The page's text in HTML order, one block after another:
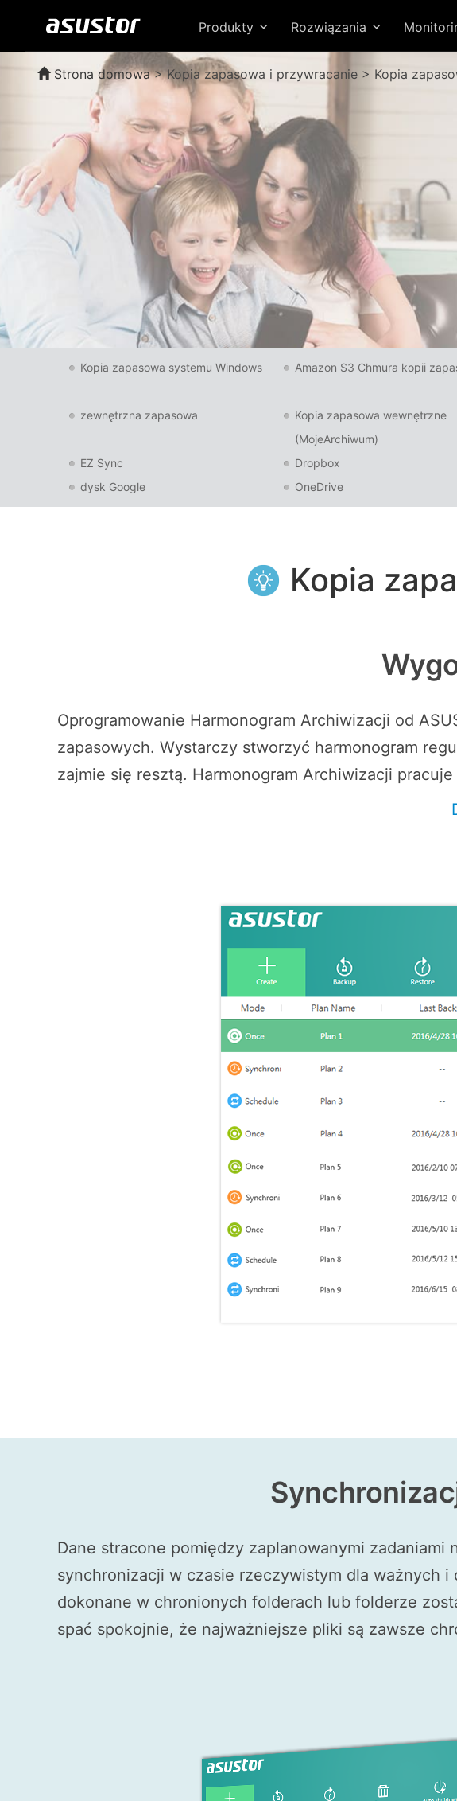
Produkty Rozwiązania
Strona domowa>Kopia zapasowa i przywracanie > Kopia
Kopia zapasowa systemu Windows Amazon S3 Chmura kopii
zewnętrzna zapasowa
Kopia zapasowa wewnętrzne
(MojeArchiwum)
EZ Sync
Dropbox
dysk Google
OneDrive
Kopia
Oprogramowanie Harmonogram Archiwizacji od
zapasowych. Wystarczy stworzyć harmonogram
zajmie się resztą. Harmonogram Archiwizacji
Dane stracone pomiędzy zaplanowanymi
synchronizacji w czasie rzeczywistym dla ważnych
dokonane w chronionych folderach lub folderze
spać spokojnie, że najważniejsze pliki są zawsze